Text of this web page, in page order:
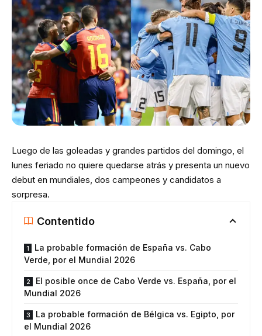
Luego de las goleadas y grandes partidos del domingo, el
lunes feriado no quiere quedarse atrás y presenta un nuevo
debut en mundiales, dos campeones y candidatos a
sorpresa.
Contentido
La probable formación de España vs. Cabo
Verde, por el Mundial 2026
El posible once de Cabo Verde vs. España, por el
Mundial 2026
La probable formación de Bélgica vs. Egipto, por
el Mundial 2026